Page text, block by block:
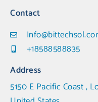
Contact
+18588588835
Address
5150 E Pacific Coast ,